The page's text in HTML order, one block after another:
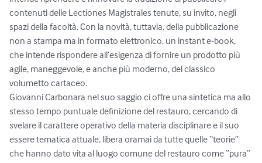
contenuti delle Lectiones Magistrales tenute, su invito, negli
spazi della facoltà. Con la novità, tuttavia, della pubblicazione
non a stampa ma in formato elettronico, un instant e-book,
che intende rispondere all’esigenza di fornire un prodotto più
agile, maneggevole, e anche più moderno, del classico
volumetto cartaceo.
Giovanni Carbonara nel suo saggio ci offre una sintetica ma allo
stesso tempo puntuale definizione del restauro, cercando di
svelare il carattere operativo della materia disciplinare e il suo
essere tematica attuale, libera oramai da tutte quelle “teorie”
che hanno dato vita al luogo comune del restauro come “pura”